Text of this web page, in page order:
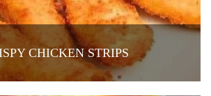
CHICKEN STRIPS